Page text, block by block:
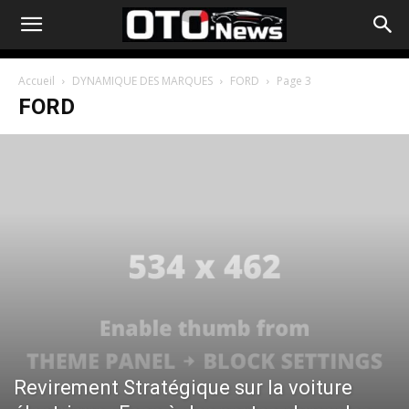
Accueil DYNAMIQUE DES MARQUES FORD Page 3
FORD
Revirement Stratégique sur la voiture